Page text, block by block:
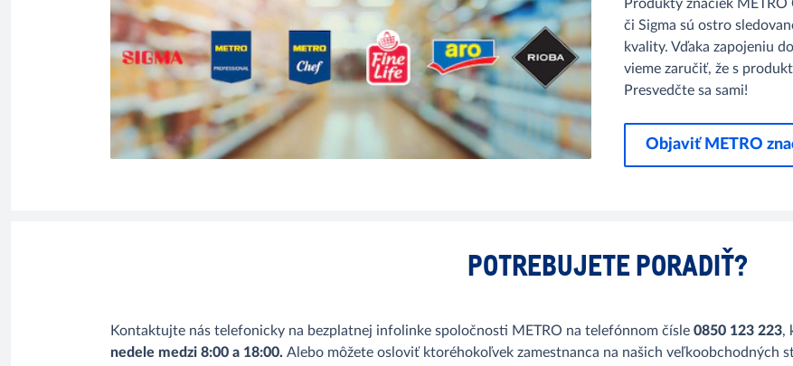
Produkty značiek
či Sigma​ sú ostro
kvality. Vďaka zapojeniu
vieme zaručiť, že s
Presvedčte sa sami!
Objaviť METRO
POTREBUJETE PORADIŤ?
Kontaktujte nás telefonicky na bezplatnej infolinke spoločnosti METRO na telefónnom čísle 0850 123 223,
nedele medzi 8:00 a 18:00. Alebo môžete osloviť ktoréhokoľvek zamestnanca na našich veľkoobchodných